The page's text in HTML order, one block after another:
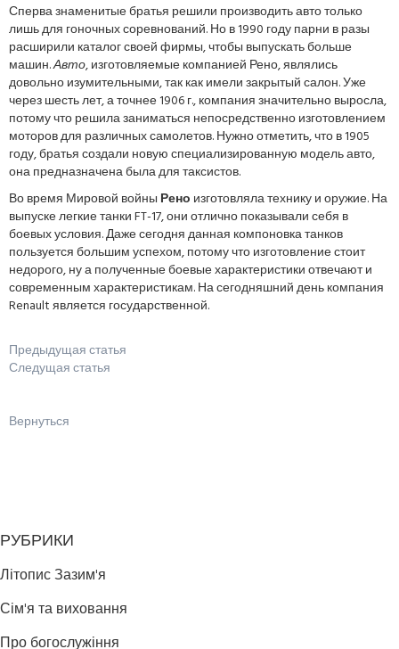
Сперва знаменитые братья решили производить авто только
лишь для гоночных соревнований. Но в 1990 году парни в разы
расширили каталог своей фирмы, чтобы выпускать больше
машин.Авто, изготовляемые компанией Рено, являлись
довольно изумительными, так как имели закрытый салон. Уже
через шесть лет, а точнее 1906 г., компания значительно выросла,
потому что решила заниматься непосредственно изготовлением
моторов для различных самолетов. Нужно отметить, что в 1905
году, братья создали новую специализированную модель авто,
она предназначена была для таксистов.
Во время Мировой войны Рено изготовляла технику и оружие. На
выпуске легкие танки FT-17, они отлично показывали себя в
боевых условия. Даже сегодня данная компоновка танков
пользуется большим успехом, потому что изготовление стоит
недорого, ну а полученные боевые характеристики отвечают и
современным характеристикам. На сегодняшний день компания
Renault является государственной.
Предыдущая статья
Следущая статья
Вернуться
РУБРИКИ
Літопис Зазим'я
Сім'я та виховання
Про богослужіння